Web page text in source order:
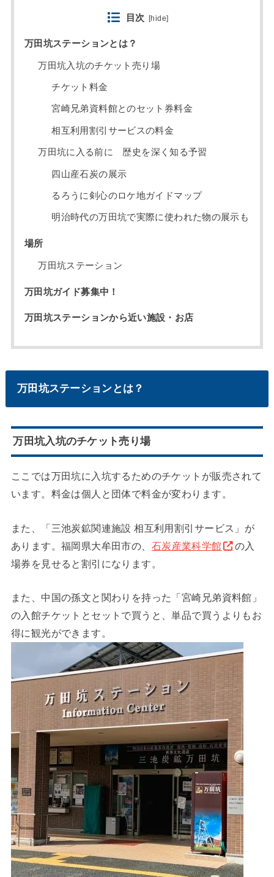
目次 [hide]
万田坑ステーションとは？
万田坑入坑のチケット売り場
チケット料金
宮崎兄弟資料館とのセット券料金
相互利用割引サービスの料金
万田坑に入る前に 歴史を深く知る予習
四山産石炭の展示
るろうに剣心のロケ地ガイドマップ
明治時代の万田坑で実際に使われた物の展示も
場所
万田坑ステーション
万田坑ガイド募集中！
万田坑ステーションから近い施設・お店
万田坑ステーションとは？
万田坑入坑のチケット売り場
ここでは万田坑に入坑するためのチケットが販売されて
います。料金は個人と団体で料金が変わります。
また、「三池炭鉱関連施設 相互利用割引サービス」が
あります。福岡県大牟田市の、 石炭産業科学館
の入
場券を見せると割引になります。
また、中国の孫文と関わりを持った「宮崎兄弟資料館」
の入館チケットとセットで買うと、単品で買うよりもお
得に観光ができます。